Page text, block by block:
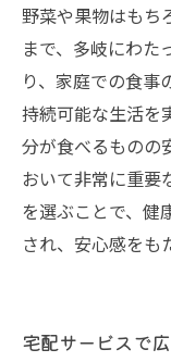
野菜や果物はもち
まで、多岐にわた
り、家庭での食事
持続可能な生活を
分が食べるものの
おいて非常に重要
を選ぶことで、健
され、安心感をも
宅配サービスで